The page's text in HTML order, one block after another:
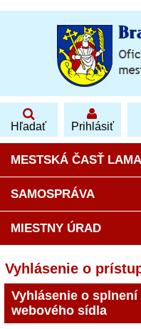
Hľadať Prihlásiť
MESTSKÁ ČASŤ
SAMOSPRÁVA
MIESTNY ÚRAD
Vyhlásenie o
Vyhlásenie o
webového sídla